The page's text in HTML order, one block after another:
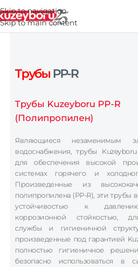
Skip to navigation
Skip to main content
Трубы PP-R
Трубы Kuzeyboru PP-R
(Полипропилен)
Являющиеся незаменимым
водоснабжения, трубы
для обеспечения высокой
системах горячего и
Произведенные из
полипропилена (PP-R), эти трубы
устойчивостью к
коррозионной стойкостью,
службы и гигиеничной
произведенные под гарантией
полностью гигиеничное
безопасно использоваться в